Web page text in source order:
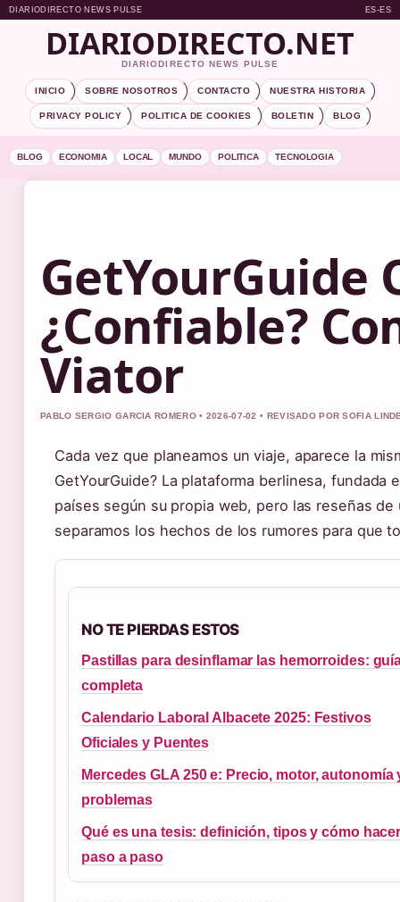
DIARIODIRECTO NEWS PULSE ES-ES
DIARIODIRECTO.NET
DIARIODIRECTO NEWS PULSE
INICIO SOBRE NOSOTROS CONTACTO NUESTRA HISTORIA
PRIVACY POLICY POLITICA DE COOKIES BOLETIN BLOG
BLOG ECONOMIA LOCAL MUNDO POLITICA TECNOLOGIA
GetYourGuide
¿Confiable?
Viator
PABLO SERGIO GARCIA ROMERO • 2026-07-02 • REVISADO POR SOFIA
Cada vez que planeamos un viaje, aparece la
GetYourGuide? La plataforma berlinesa,
países según su propia web, pero las reseñas
separamos los hechos de los rumores para que
NO TE PIERDAS ESTOS
Pastillas para desinflamar las hemorroides:
completa
Calendario Laboral Albacete 2025: Festivos
Oficiales y Puentes
Mercedes GLA 250 e: Precio, motor, autonomía
problemas
Qué es una tesis: definición, tipos y cómo
paso a paso